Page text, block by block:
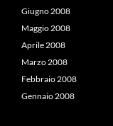
Giugno 2008
Maggio 2008
Aprile 2008
Marzo 2008
Febbraio 2008
Gennaio 2008